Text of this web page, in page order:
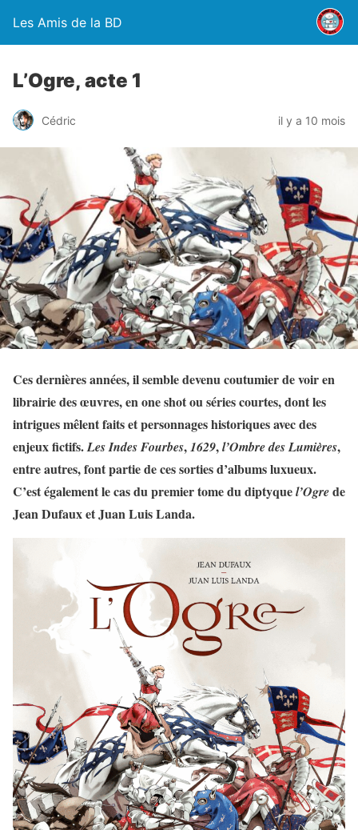
Les Amis de la BD
L’Ogre, acte 1
Cédric il y a 10 mois
Ces dernières années, il semble devenu coutumier de voir en
librairie des œuvres, en one shot ou séries courtes, dont les
intrigues mêlent faits et personnages historiques avec des
enjeux fictifs.Les Indes Fourbes,1629,l’Ombre des Lumières,
entre autres, font partie de ces sorties d’albums luxueux.
C’est également le cas du premier tome du diptyquel’Ogrede
JeanDufauxet Juan LuisLanda.